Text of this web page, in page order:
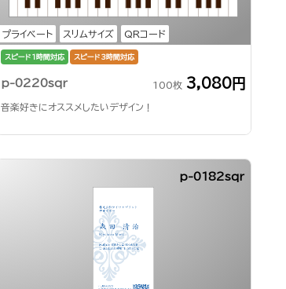
プライベート スリムサイズ QRコード
スピード1時間対応 スピード3時間対応
p-0220sqr 100枚 3,080円
音楽好きにオススメしたいデザイン！
p-0182sqr